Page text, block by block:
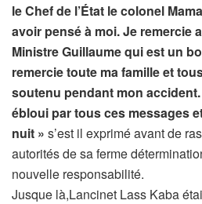
le Chef de l’État le colonel
avoir pensé à moi. Je remercie
Ministre Guillaume qui est un
remercie toute ma famille et
soutenu pendant mon accident.
ébloui par tous ces messages
nuit » s’est il exprimé avant de
autorités de sa ferme
nouvelle responsabilité.
Jusque là,Lancinet Lass Kaba